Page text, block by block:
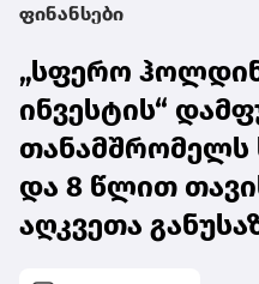
ფინანსები
„სფერო
ინვესტის“
თანამშრომელს
და 8 წლით
აღკვეთა